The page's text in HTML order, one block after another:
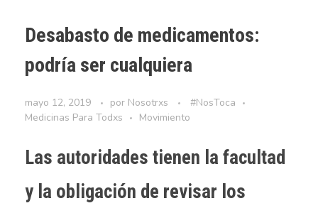
Desabasto de medicamentos:
podría ser cualquiera
mayo 12, 2019 por Nosotrxs
#NosToca
Medicinas Para Todxs
Movimiento
Las autoridades tienen la facultad
y la obligación de revisar los